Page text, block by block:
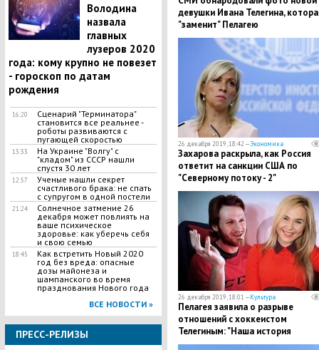
Володина
назвала
главных
лузеров 2020
года: кому крупно не повезет
- гороскоп по датам
рождения
16:20
Сценарий "Терминатора"
становится все реальнее -
роботы развиваются с
пугающей скоростью
13:33
​На Украине "Волгу" с
"кладом" из СССР нашли
спустя 30 лет
12:57
Ученые нашли секрет
счастливого брака: не спать
с супругом в одной постели
21:24
Солнечное затмение 26
декабря может повлиять на
ваше психическое
здоровье: как уберечь себя
и свою семью
18:45
Как встретить Новый 2020
год без вреда: опасные
дозы майонеза и
шампанского во время
празднования Нового года
ВСЕ НОВОСТИ »
ПРЕСС-РЕЛИЗЫ
девушки Ивана Телегина,
"заменит" Пелагею
26 декабря 2019, 18:42 —Экономика
​Захарова раскрыла, как Россия
ответит на санкции США по
"Северному потоку - 2"
26 декабря 2019, 18:01 —Культура
Пелагея заявила о разрыве
отношений с хоккеистом
Телегиным: "Наша история
закончилась"